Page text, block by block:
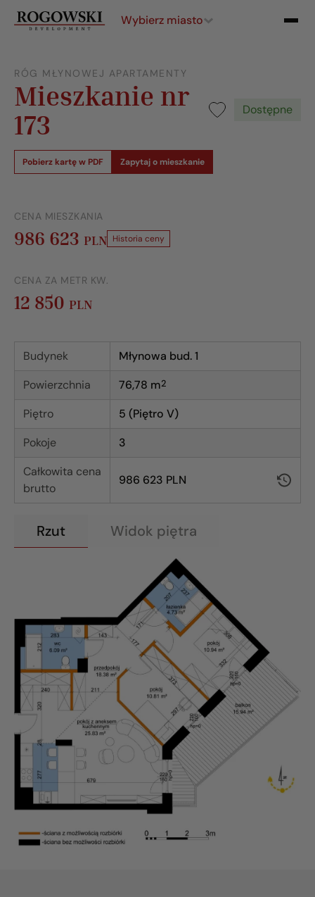
Wybierz miasto
RÓG MŁYNOWEJ APARTAMENTY
Mieszkanie nr
173
Dostępne
Pobierz kartę w PDF Zapytaj o mieszkanie
CENA MIESZKANIA
986 623 PLN Historia ceny
CENA ZA METR KW.
12 850 PLN
Budynek
Młynowa bud. 1
Powierzchnia
76,78 m2
Piętro
5 (Piętro V)
Pokoje
3
Całkowita cena
brutto
986 623 PLN
Rzut Widok piętra